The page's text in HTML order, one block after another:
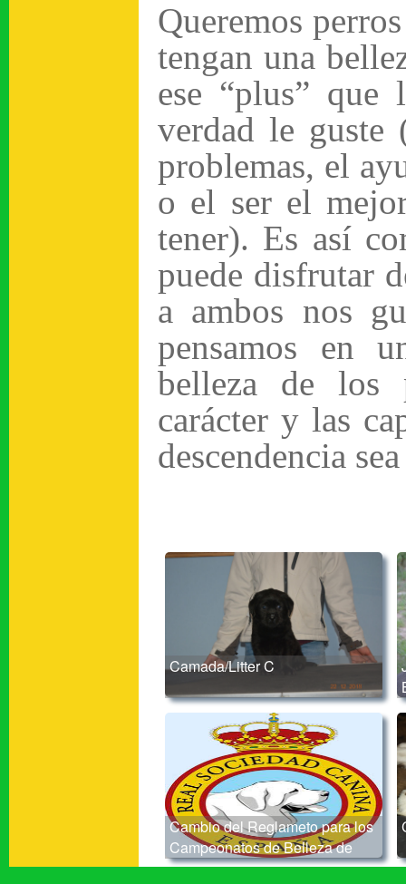
Queremos
tengan una
ese “plus”
verdad le guste
problemas, el
o el ser el
tener). Es así
puede disfrutar
a ambos nos
pensamos en
belleza de los
carácter y las
descendencia
Camada/Litter C
Cambio del Reglameto para los
Campeonatos de Belleza de
adulto y joven en España